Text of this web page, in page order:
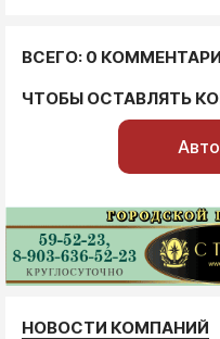
ВСЕГО: 0
ЧТОБЫ ОСТАВЛЯТЬ
НОВОСТИ КОМПАНИЙ